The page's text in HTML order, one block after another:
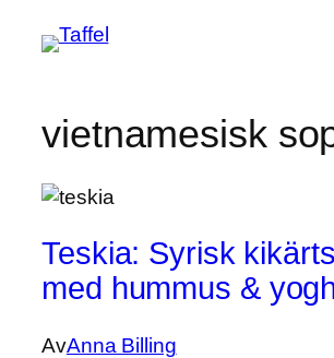
vietnamesisk
Teskia: Syrisk
med hummus &
AvAnna Billing